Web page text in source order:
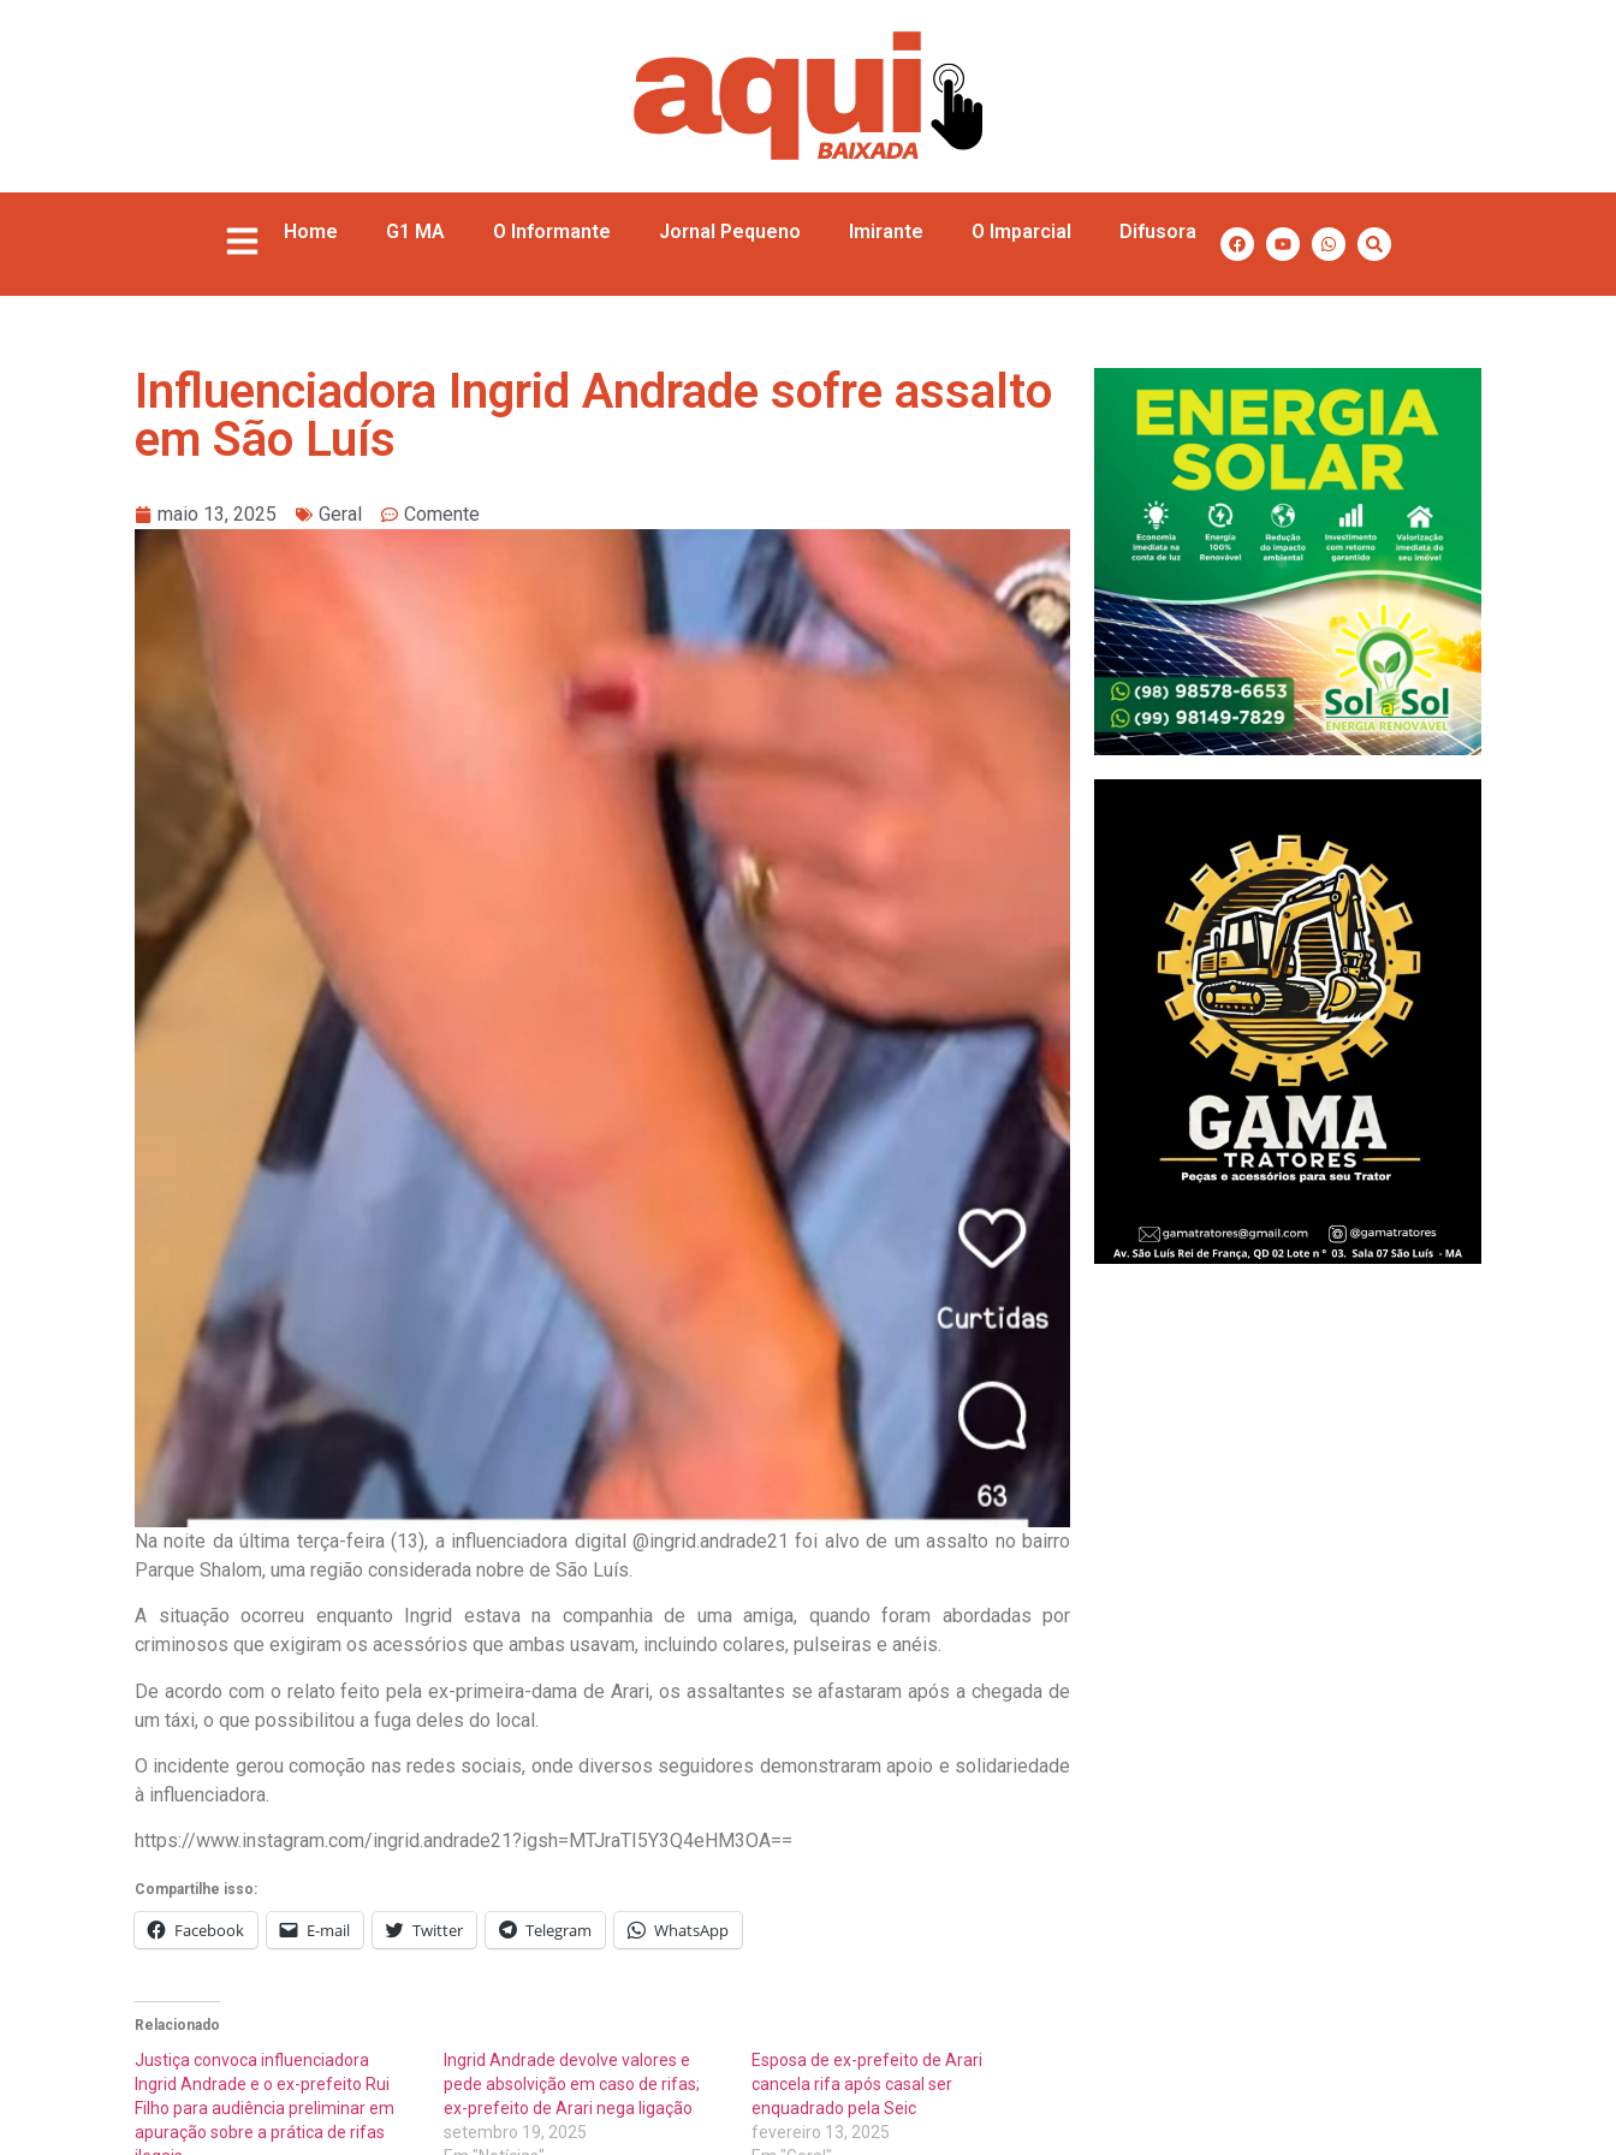
Home G1 MA O Informante Jornal Pequeno Imirante O Imparcial Difusora
Influenciadora Ingrid Andrade sofre assalto
em São Luís
maio 13, 2025 Geral Comente
Na noite da última terça-feira (13), a influenciadora digital @ingrid.andrade21 foi alvo de um assalto no bairro
Parque Shalom, uma região considerada nobre de São Luís.
A situação ocorreu enquanto Ingrid estava na companhia de uma amiga, quando foram abordadas por
criminosos que exigiram os acessórios que ambas usavam, incluindo colares, pulseiras e anéis.
De acordo com o relato feito pela ex-primeira-dama de Arari, os assaltantes se afastaram após a chegada de
um táxi, o que possibilitou a fuga deles do local.
O incidente gerou comoção nas redes sociais, onde diversos seguidores demonstraram apoio e solidariedade
à influenciadora.
https://www.instagram.com/ingrid.andrade21?igsh=MTJraTI5Y3Q4eHM3OA==
Compartilhe isso:
Facebook E-mail Twitter Telegram WhatsApp
Relacionado
Justiça convoca influenciadora
Ingrid Andrade e o ex-prefeito Rui
Filho para audiência preliminar em
apuração sobre a prática de rifas
Ingrid Andrade devolve valores e
pede absolvição em caso de rifas;
ex-prefeito de Arari nega ligação
setembro 19, 2025
Esposa de ex-prefeito de Arari
cancela rifa após casal ser
enquadrado pela Seic
fevereiro 13, 2025